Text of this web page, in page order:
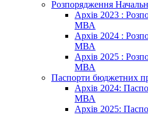
Розпорядження
Архів 2023 :
МВА
Архів 2024 :
МВА
Архів 2025 :
МВА
Паспорти бюджетних
Архів 2024:
МВА
Архів 2025: